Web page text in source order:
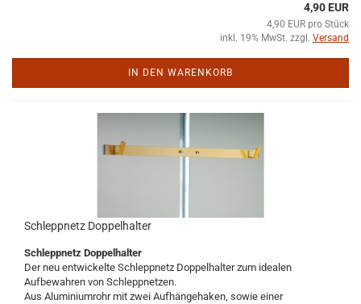
4,90 EUR
4,90 EUR pro Stück
inkl. 19% MwSt. zzgl. Versand
IN DEN WARENKORB
Schleppnetz Doppelhalter
Schleppnetz Doppelhalter
Der neu entwickelte Schleppnetz Doppelhalter zum idealen
Aufbewahren von Schleppnetzen.
Aus Aluminiumrohr mit zwei Aufhängehaken, sowie einer